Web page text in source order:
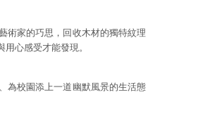
術家的巧思，回收木材的獨特紋理
心感受才能發現。
為校園添上一道幽默風景的生活態